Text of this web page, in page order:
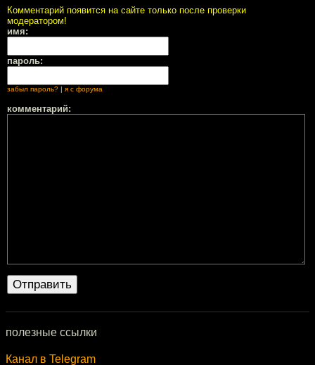
Комментарий появится на сайте только после проверки
модератором!
имя:
пароль:
забыл пароль? | я с форума
комментарий:
полезные ссылки
Канал в Telegram